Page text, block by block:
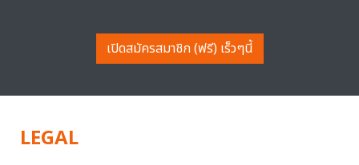
เปิดสมัครสมาชิก (ฟรี) เร็วๆนี้
LEGAL